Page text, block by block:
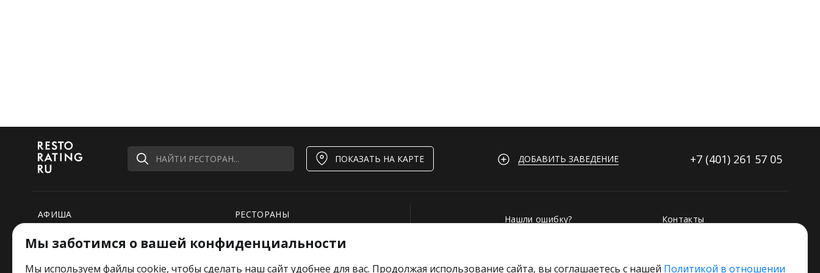
НАЙТИ РЕСТОРАН... ПОКАЗАТЬ НА КАРТЕ ДОБАВИТЬ ЗАВЕДЕНИЕ +7 (401) 261 57 05
АФИША
РЕСТОРАНЫ
НОВОСТИ
Нашли ошибку?
Добавить свое заведение
Контакты
Основной стек технологий
Мы заботимся о вашей конфиденциальности
Мы используем файлы cookie, чтобы сделать наш сайт удобнее для вас. Продолжая использование сайта, вы соглашаетесь с нашей Политикой в отношении